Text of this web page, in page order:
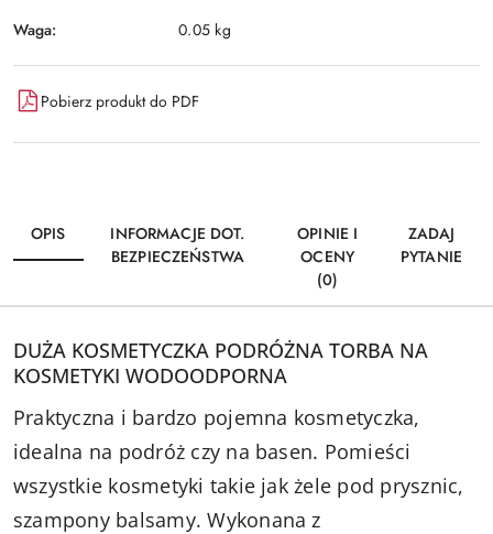
Waga: 0.05 kg
Pobierz produkt do PDF
OPIS
INFORMACJE DOT.
BEZPIECZEŃSTWA
OPINIE I
OCENY
(0)
ZADAJ
PYTANIE
DUŻA KOSMETYCZKA PODRÓŻNA TORBA NA
KOSMETYKI WODOODPORNA
Praktyczna i bardzo pojemna kosmetyczka,
idealna na podróż czy na basen. Pomieści
wszystkie kosmetyki takie jak żele pod prysznic,
szampony balsamy. Wykonana z